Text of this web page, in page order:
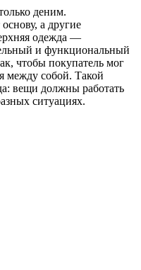
деним.
а другие
одежда —
и функциональный
чтобы покупатель мог
между собой. Такой
вещи должны работать
ситуациях.